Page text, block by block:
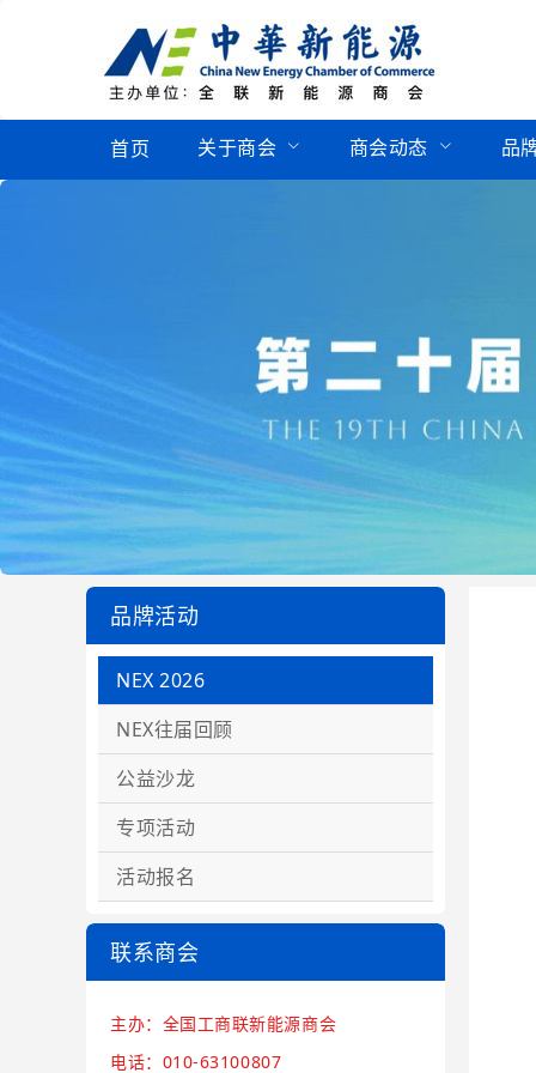
首页 关于商会 商会动态 品
品牌活动
NEX 2026
NEX往届回顾
公益沙龙
专项活动
活动报名
联系商会
主办：全国工商联新能源商会
电话：010-63100807